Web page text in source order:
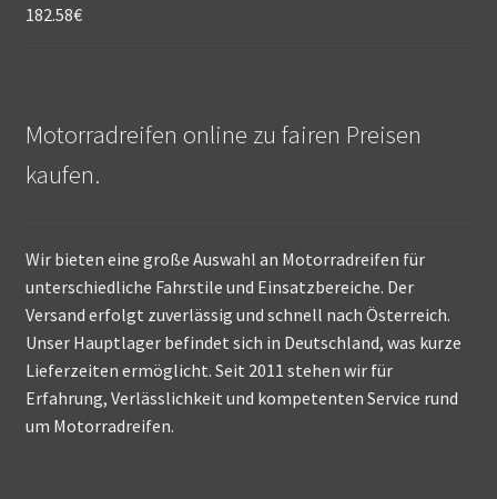
182.58€
Motorradreifen online zu fairen Preisen
kaufen.
Wir bieten eine große Auswahl an Motorradreifen für
unterschiedliche Fahrstile und Einsatzbereiche. Der
Versand erfolgt zuverlässig und schnell nach Österreich.
Unser Hauptlager befindet sich in Deutschland, was kurze
Lieferzeiten ermöglicht. Seit 2011 stehen wir für
Erfahrung, Verlässlichkeit und kompetenten Service rund
um Motorradreifen.